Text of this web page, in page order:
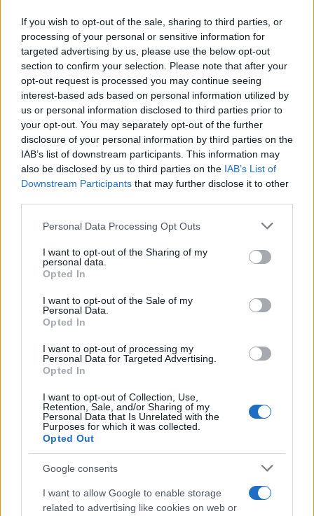
If you wish to opt-out of the sale, sharing to third parties, or
processing of your personal or sensitive information for
targeted advertising by us, please use the below opt-out
section to confirm your selection. Please note that after your
opt-out request is processed you may continue seeing
interest-based ads based on personal information utilized by
us or personal information disclosed to third parties prior to
your opt-out. You may separately opt-out of the further
disclosure of your personal information by third parties on the
IAB’s list of downstream participants. This information may
also be disclosed by us to third parties on the IAB’s List of
Downstream Participants that may further disclose it to other
Please note that this website/app uses one or more Google
not limited to your visit or usage behaviour. You may click to
grant or deny consent to Google and its third-party tags to
use your data for below specified purposes in below Google
consent section.
Personal Data Processing Opt Outs
I want to opt-out of the Sharing of my
personal data.
Opted In
I want to opt-out of the Sale of my
Personal Data.
Opted In
I want to opt-out of processing my
Personal Data for Targeted Advertising.
Opted In
I want to opt-out of Collection, Use,
Retention, Sale, and/or Sharing of my
Personal Data that Is Unrelated with the
Purposes for which it was collected.
Opted Out
Google consents
I want to allow Google to enable storage
related to advertising like cookies on web or
Continua a leggere